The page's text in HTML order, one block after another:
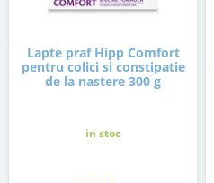
Lapte praf Hipp Comfort
pentru colici si constipatie
de la nastere 300 g
in stoc